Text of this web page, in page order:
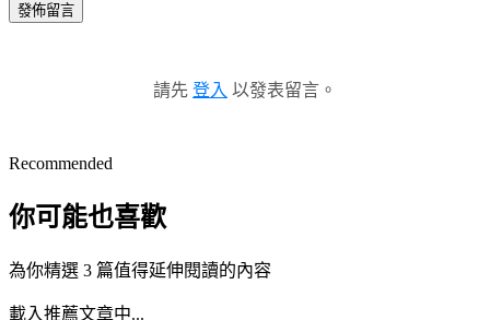
發佈留言
請先 登入 以發表留言。
Recommended
你可能也喜歡
為你精選 3 篇值得延伸閱讀的內容
載入推薦文章中...